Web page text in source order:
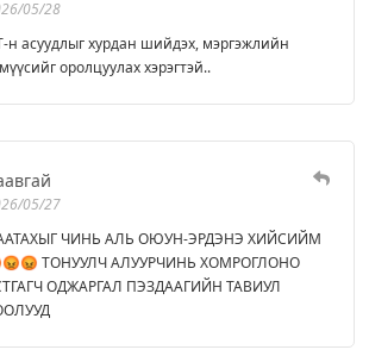
05/28
н асуудлыг хурдан шийдэх, мэргэжлийн
оролцуулах хэрэгтэй..
05/27
ЧИНЬ АЛЬ ОЮУН-ЭРДЭНЭ ХИЙСИЙМ
ТОНУУЛЧ АЛУУРЧИНЬ ХОМРОГЛОНО
ОДЖАРГАЛ ПЭЗДААГИЙН ТАВИУЛ